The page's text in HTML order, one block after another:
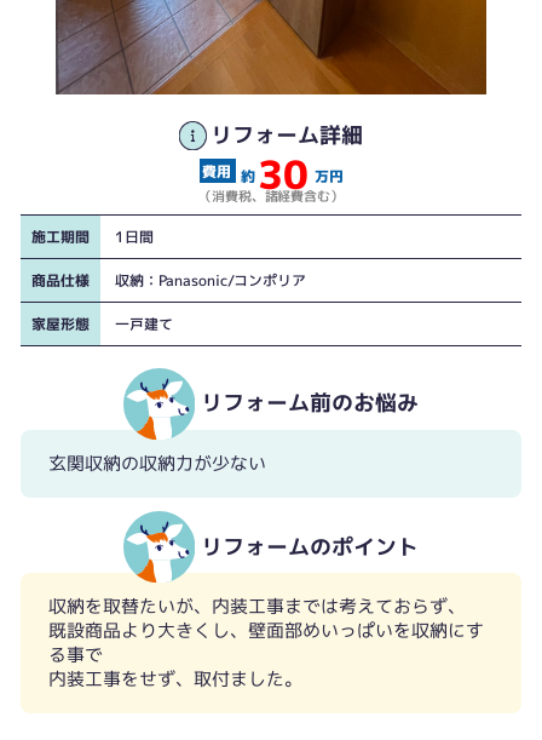
リフォーム詳細
約 30 万円
（消費税、諸経費含む）
施工期間 1日間
商品仕様 収納：Panasonic/コンポリア
家屋形態 一戸建て
リフォーム前のお悩み
玄関収納の収納力が少ない
リフォームのポイント
収納を取替たいが、内装工事までは考えておらず、
既設商品より大きくし、壁面部めいっぱいを収納にす
る事で
内装工事をせず、取付ました。